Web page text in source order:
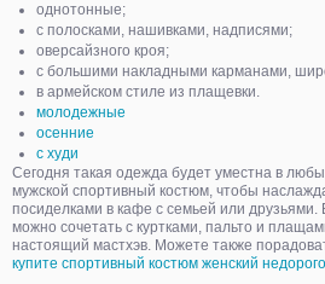
однотонные;
с полосками, нашивками, надписями;
оверсайзного кроя;
с большими накладными карманами,
в армейском стиле из плащевки.
молодежные
осенние
с худи
Сегодня такая одежда будет уместна в
мужской спортивный костюм, чтобы
посиделками в кафе с семьей или друзьями.
можно сочетать с куртками, пальто и
настоящий мастхэв. Можете также
купите спортивный костюм женский недорого